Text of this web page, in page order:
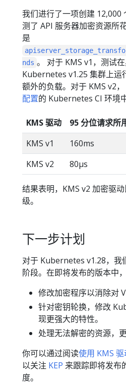
我们进行了一项创建 12,000
测了 API 服务器加密资源所
是
nds 。 对于 KMS v1，测试
Kubernetes v1.25 集群上运
额外的负载。对于 KMS v2
配置的 Kubernetes CI 环境
KMS 驱动
95 分位请求所
KMS v1
160ms
KMS v2
80μs
结果表明，KMS v2 加密驱
级。
下一步计划
对于 Kubernetes v1.28，我
阶段。在即将发布的版本中
修改加密程序以消除对
针对密钥轮换，修改
现更强大的特性。
处理无法解密的资源，
你可以通过阅读使用 KMS
以关注 KEP 来跟踪即将发
度。